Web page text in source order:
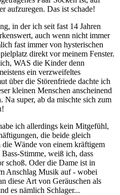
aufzuregen. Das ist schade!
in der ich seit fast 14 Jahren
auch wenn nicht immer
fast immer von hysterischen
direkt vor meinem Fenster.
WAS die Kinder denn
ein verzweifeltes
über die Störenfriede dachte ich
kleinen Menschen anscheinend
Na super, ab da mischte sich zum
ich allerdings kein Mitgefühl,
die beide gleich
Wände von einem kräftigem
Stimme, weiß ich, dass
schoß. Oder die Dame ist in
Anschlag Musik auf - wobei
diese Art von Geräuschen als
es nämlich Schlager...